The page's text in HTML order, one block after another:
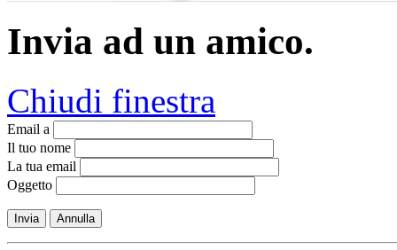
Invia ad un amico.
Chiudi finestra
Email a
Il tuo nome
La tua email
Oggetto
Invia Annulla